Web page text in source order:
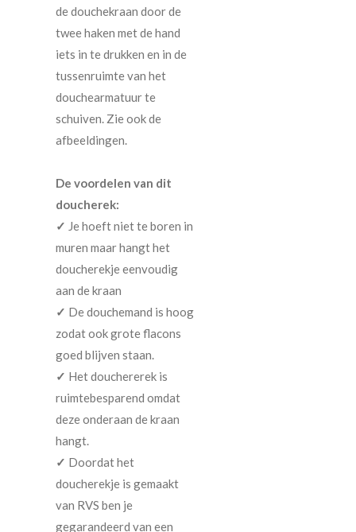
de douchekraan door de
twee haken met de hand
iets in te drukken en in de
tussenruimte van het
douchearmatuur te
schuiven. Zie ook de
afbeeldingen.
De voordelen van dit
doucherek:
✓ Je hoeft niet te boren in
muren maar hangt het
doucherekje eenvoudig
aan de kraan
✓ De douchemand is hoog
zodat ook grote flacons
goed blijven staan.
✓ Het douchererek is
ruimtebesparend omdat
deze onderaan de kraan
hangt.
✓ Doordat het
doucherekje is gemaakt
van RVS ben je
gegarandeerd van een